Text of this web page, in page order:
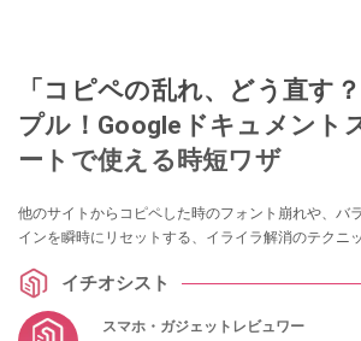
「コピペの乱れ、どう直す
プル！Googleドキュメント
ートで使える時短ワザ
他のサイトからコピペした時のフォント崩れや、バ
インを瞬時にリセットする、イライラ解消のテクニ
イチオシスト
スマホ・ガジェットレビュワー